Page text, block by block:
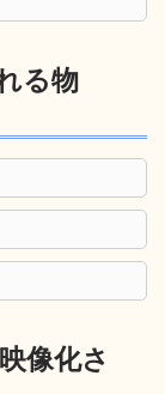
る物
像化さ